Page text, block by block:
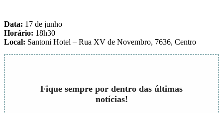
Data: 17 de junho
Horário: 18h30
Local: Santoni Hotel – Rua XV de Novembro, 7636, Centro
Fique sempre por dentro das últimas
notícias!